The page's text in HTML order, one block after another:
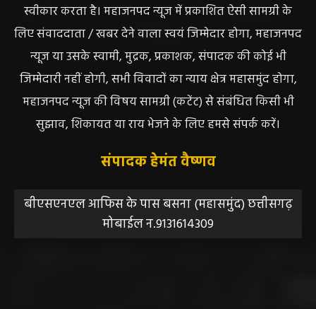
स्वीकार करता है। महाजनपद न्यूज में प्रकाशित ऐसी सामग्री के
लिए संवाददाता / खबर देने वाला स्वयं जिम्मेदार होगा, महाजनपद
न्यूज या उसके स्वामी, मुद्रक, प्रकाशक, संपादक की कोई भी
जिम्मेदारी नहीं होगी, सभी विवादों का न्याय क्षेत्र महासमुंद होगा,
महाजनपद न्यूज की विषय सामग्री (कटेंट) से संबंधित किसी भी
सुझाव, शिकायत या राय भेजने के लिए हमसे संपर्क करें।
संपादक हेमंत वैष्णव
बीएसएनएल आफिस के पास बसना (महासमुंद) छत्तीसगढ़
मोबाईल न.9131614309